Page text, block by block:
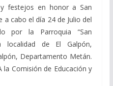
festejos en honor a San
a cabo el día 24 de Julio del
por la Parroquia “San
localidad de El Galpón,
Departamento Metán.
la Comisión de Educación y